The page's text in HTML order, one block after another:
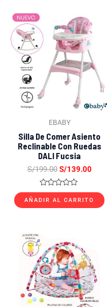
EBABY
Silla De Comer Asiento
Reclinable Con Ruedas
DALI Fucsia
S/199.00
precio
original
era:
S/199.00.
S/139.00
actual
es:
S/
Valorado
con
0
AÑADIR AL CARRITO
precio
original
era:
S/199.00.
es:
S/